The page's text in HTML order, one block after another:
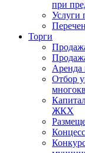
при
Услуги
Торги
Аренда
Отбор
ЖКХ